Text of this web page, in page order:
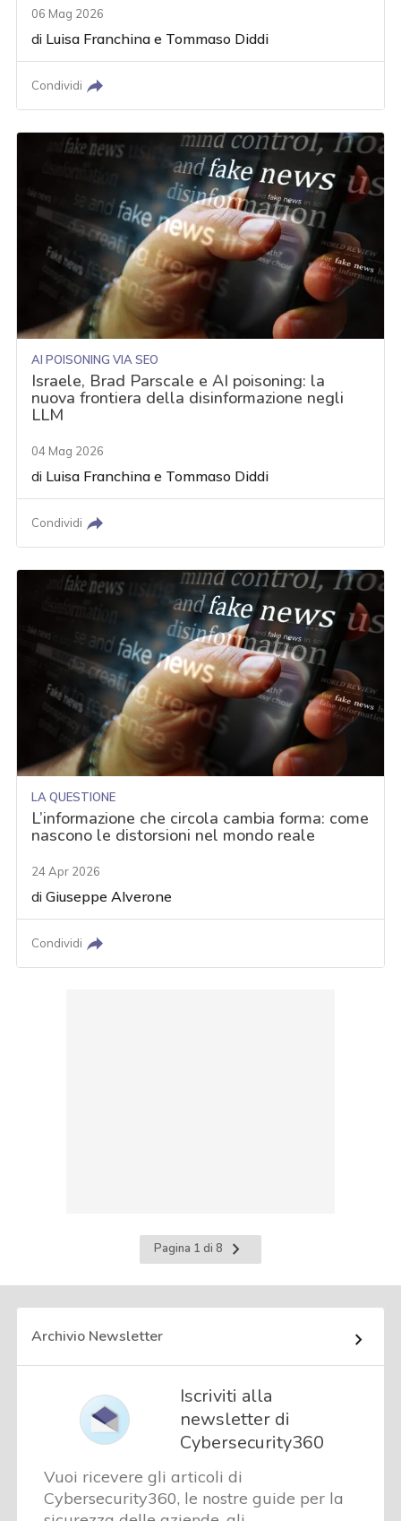
06 Mag 2026
di Luisa Franchina e Tommaso Diddi
Condividi
AI POISONING VIA SEO
Israele, Brad Parscale e AI poisoning: la
nuova frontiera della disinformazione negli
LLM
04 Mag 2026
di Luisa Franchina e Tommaso Diddi
Condividi
LA QUESTIONE
L’informazione che circola cambia forma: come
nascono le distorsioni nel mondo reale
24 Apr 2026
diGiuseppe Alverone
Condividi
Pagina 1 di 8
Pagina
successiva
Archivio Newsletter
Iscriviti alla
newsletter di
Cybersecurity360
Vuoi ricevere gli articoli di
Cybersecurity360, le nostre guide per la